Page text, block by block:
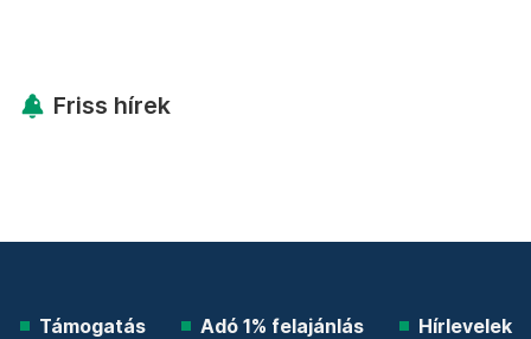
Friss hírek
Támogatás Adó 1% felajánlás Hírlevelek